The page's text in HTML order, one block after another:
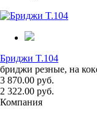
Бриджи T.104
бриджи резные, на
3 870.00 руб.
2 322.00 руб.
Компания